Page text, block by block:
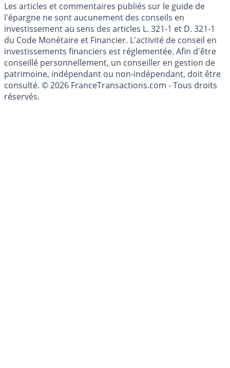
Les articles et commentaires publiés sur le guide de
l'épargne ne sont aucunement des conseils en
investissement au sens des articles L. 321-1 et D. 321-1
du Code Monétaire et Financier. L'activité de conseil en
investissements financiers est réglementée. Afin d'être
conseillé personnellement, un conseiller en gestion de
patrimoine, indépendant ou non-indépendant, doit être
consulté. © 2026 FranceTransactions.com - Tous droits
réservés.